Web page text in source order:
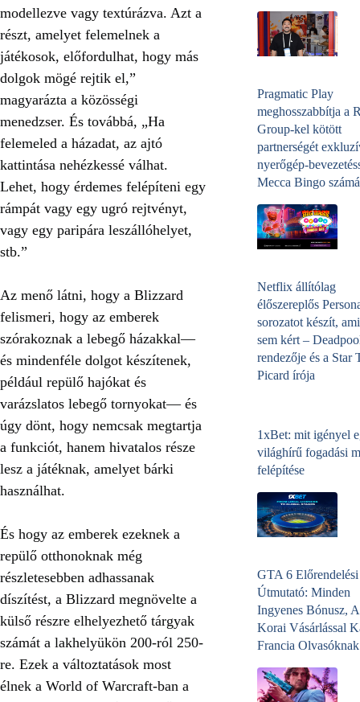
modellezve vagy textúrázva. Azt a
részt, amelyet felemelnek a
játékosok, előfordulhat, hogy más
dolgok mögé rejtik el,”
magyarázta a közösségi
menedzser. És továbbá, „Ha
felemeled a házadat, az ajtó
kattintása nehézkessé válhat.
Lehet, hogy érdemes felépíteni egy
rámpát vagy egy ugró rejtvényt,
vagy egy paripára leszállóhelyet,
stb.”
Az menő látni, hogy a Blizzard
felismeri, hogy az emberek
szórakoznak a lebegő házakkal—
és mindenféle dolgot készítenek,
például repülő hajókat és
varázslatos lebegő tornyokat— és
úgy dönt, hogy nemcsak megtartja
a funkciót, hanem hivatalos része
lesz a játéknak, amelyet bárki
használhat.
És hogy az emberek ezeknek a
repülő otthonoknak még
részletesebben adhassanak
díszítést, a Blizzard megnövelte a
külső részre elhelyezhető tárgyak
számát a lakhelyükön 200-ról 250-
re. Ezek a változtatások most
élnek a World of Warcraft-ban a
Pragmatic Play
meghosszabbítja a
Group-kel kötött
partnerségét
nyerőgép-
Mecca Bingo
Netflix állítólag
élőszereplős
sorozatot készít,
sem kért –
rendezője és a Star
Picard írója
1xBet: mit igényel
világhírű fogadási
felépítése
GTA 6 Előrendelési
Útmutató: Minden
Ingyenes Bónusz,
Korai Vásárlással
Francia Olvasóknak